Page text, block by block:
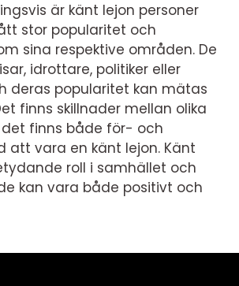
är känt lejon personer
stor popularitet och
sina respektive områden. De
idrottare, politiker eller
deras popularitet kan mätas
finns skillnader mellan olika
finns både för- och
att vara en känt lejon. Känt
roll i samhället och
kan vara både positivt och